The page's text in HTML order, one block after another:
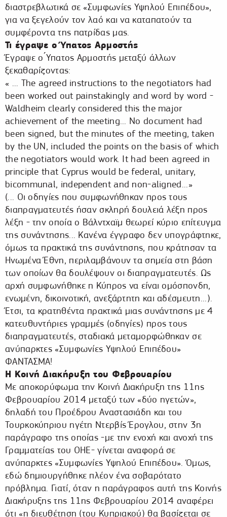
διαστρεβλωτικά σε «Συμφωνίες Υψηλού Επιπέδου»,
για να ξεγελούν τον λαό και να καταπατούν τα
συμφέροντα της πατρίδας μας.
Τι έγραψε ο Ύπατος Αρμοστής
Έγραψε ο ́Υπατος Αρμοστής μεταξύ άλλων
ξεκαθαρίζοντας:
« ... The agreed instructions to the negotiators had
been worked out painstakingly and word by word -
Waldheim clearly considered this the major
achievement of the meeting... No document had
been signed, but the minutes of the meeting, taken
by the UN, included the points on the basis of which
the negotiators would work. It had been agreed in
principle that Cyprus would be federal, unitary,
bicommunal, independent and non-aligned...»
(... Οι οδηγίες που συμφωνήθηκαν προς τους
διαπραγματευτές ήσαν σκληρή δουλειά λέξη προς
λέξη - την οποία ο Βάλντχαϊμ θεωρεί κύριο επίτευγμα
της συνάντησης... Κανένα έγγραφο δεν υπογράφτηκε,
όμως τα πρακτικά της συνάντησης, που κράτησαν τα
Ηνωμένα Έθνη, περιλαμβάνουν τα σημεία στη βάση
των οποίων θα δουλέψουν οι διαπραγματευτές. Ως
αρχή συμφωνήθηκε η Κύπρος να είναι ομόσπονδη,
ενωμένη, δικοινοτική, ανεξάρτητη και αδέσμευτη...).
Έτσι, τα κρατηθέντα πρακτικά μιας συνάντησης με 4
κατευθυντήριες γραμμές (οδηγίες) προς τους
διαπραγματευτές, σταδιακά μεταμορφώθηκαν σε
ανύπαρκτες «Συμφωνίες Υψηλού Επιπέδου»
ΦΑΝΤΑΣΜΑ!
Η Κοινή Διακήρυξη του Φεβρουαρίου
Με αποκορύφωμα την Κοινή Διακήρυξη της 11ης
Φεβρουαρίου 2014 μεταξύ των «δύο ηγετών»,
δηλαδή του Προέδρου Αναστασιάδη και του
Τουρκοκύπριου ηγέτη Ντερβίς Έρογλου, στην 3η
παράγραφο της οποίας -με την ενοχή και ανοχή της
Γραμματείας του ΟΗΕ- γίνεται αναφορά σε
ανύπαρκτες «Συμφωνίες Υψηλού Επιπέδου». Όμως,
εδώ δημιουργήθηκε πλέον ένα σοβαρότατο
πρόβλημα. Γιατί, όταν η παράγραφος αυτή της Κοινής
Διακήρυξης της 11ης Φεβρουαρίου 2014 αναφέρει
ότι «η διευθέτηση (του Κυπριακού) θα βασίζεται σε